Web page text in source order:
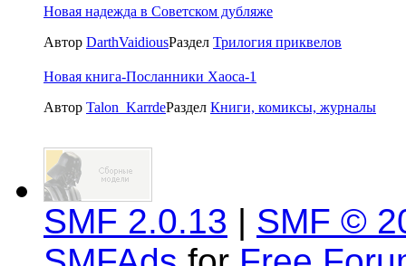
Новая надежда в Советском дубляже
Автор DarthVaidiousРаздел Трилогия приквелов
Новая книга-Посланники Хаоса-1
Автор Talon_KarrdeРаздел Книги, комиксы, журналы
SMF 2.0.13 | SMF ©